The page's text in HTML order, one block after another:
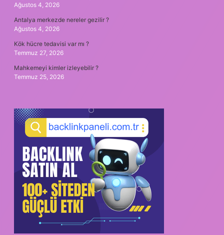
Ağustos 4, 2026
Antalya merkezde nereler gezilir ?
Ağustos 4, 2026
Kök hücre tedavisi var mı ?
Temmuz 27, 2026
Mahkemeyi kimler izleyebilir ?
Temmuz 25, 2026